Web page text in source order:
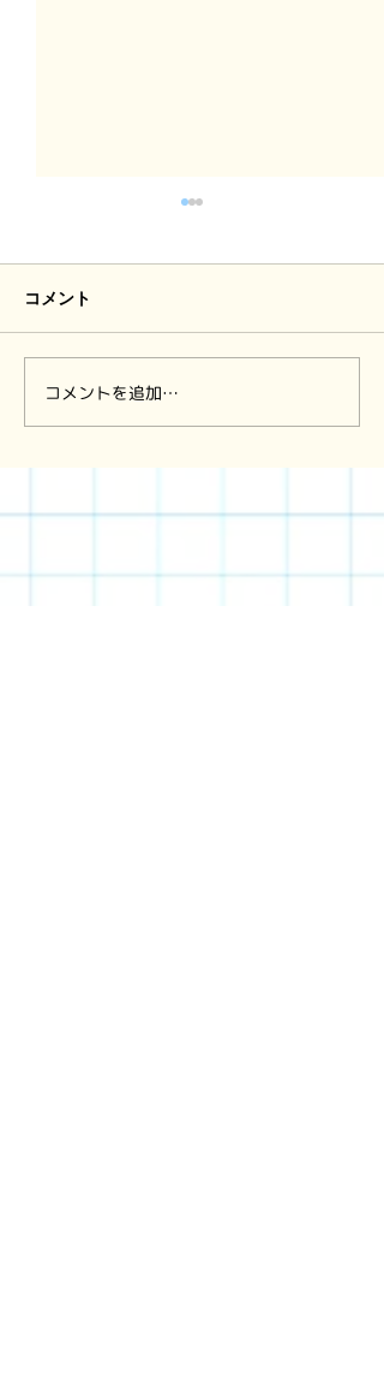
47回 一斉休校から学ぶ
コメント
コメントを追加…